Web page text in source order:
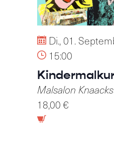
Di., 01.
15:00
Malsalon
18,00 €